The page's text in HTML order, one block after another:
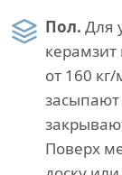
Пол. Для
от 160
засыпают
Поверх